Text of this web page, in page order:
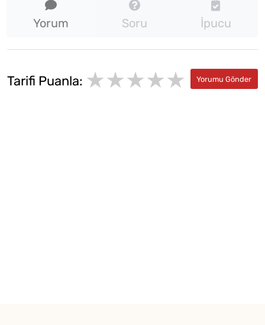
Yorum Soru İpucu
Tarifi Puanla: ★★★★★
★
★